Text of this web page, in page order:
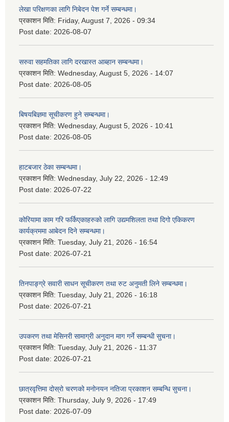
लेखा परिक्षणका लागि निबेदन पेश गर्ने सम्बन्धमा।
प्रकाशन मिति: Friday, August 7, 2026 - 09:34
Post date: 2026-08-07
सरुवा सहमतिका लागि दरखास्त आब्हान सम्बन्धमा।
प्रकाशन मिति: Wednesday, August 5, 2026 - 14:07
Post date: 2026-08-05
बिषयबिज्ञमा सूचीकरण हुने सम्बन्धमा।
प्रकाशन मिति: Wednesday, August 5, 2026 - 10:41
Post date: 2026-08-05
हाटबजार ठेका सम्बन्धमा।
प्रकाशन मिति: Wednesday, July 22, 2026 - 12:49
Post date: 2026-07-22
कोरियामा काम गरि फर्किएकाहरुको लागि उद्यमशिलता तथा दिगो एकिकरण
कार्यक्रममा आबेदन दिने सम्बन्धमा।
प्रकाशन मिति: Tuesday, July 21, 2026 - 16:54
Post date: 2026-07-21
तिनपाङ्ग्रे सवारी साधन सूचीकरण तथा रुट अनुमती लिने सम्बन्धमा।
प्रकाशन मिति: Tuesday, July 21, 2026 - 16:18
Post date: 2026-07-21
उपकरण तथा मेसिनरी सामाग्री अनुदान माग गर्ने सम्बन्धी सुचना।
प्रकाशन मिति: Tuesday, July 21, 2026 - 11:37
Post date: 2026-07-21
छात्रवृत्तिमा दोस्रो चरणको मनोनयन नतिजा प्रकाशन सम्बन्धि सुचना।
प्रकाशन मिति: Thursday, July 9, 2026 - 17:49
Post date: 2026-07-09